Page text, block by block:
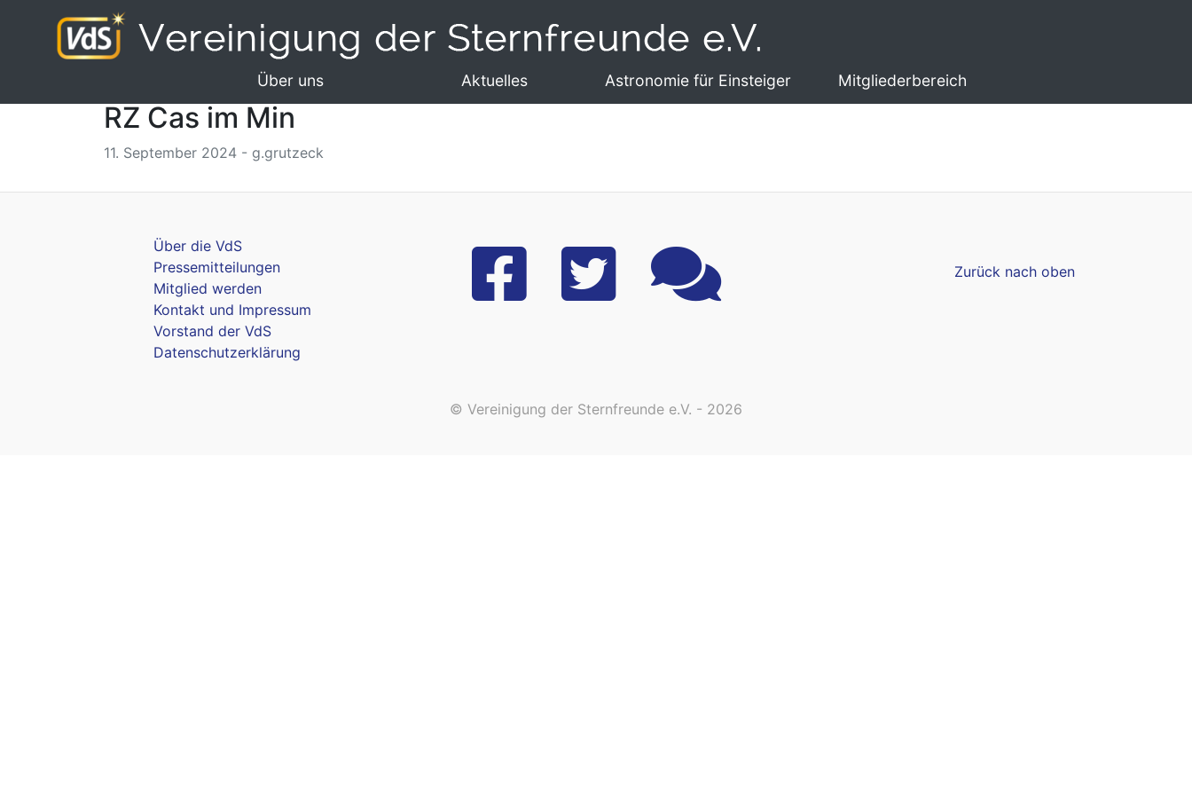
Über uns Aktuelles Astronomie für Einsteiger Mitgliederbereich
RZ Cas im Min
11. September 2024 - g.grutzeck
Über die VdS
Pressemitteilungen
Mitglied werden
Kontakt und Impressum
Vorstand der VdS
Datenschutzerklärung
Zurück nach oben
© Vereinigung der Sternfreunde e.V. - 2026